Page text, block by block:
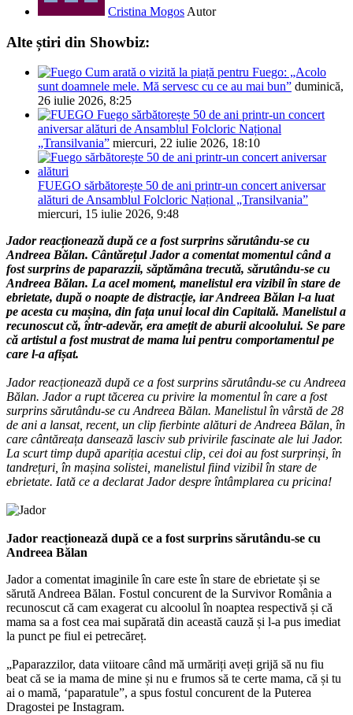
Cristina Mogos Autor
Alte știri din Showbiz:
Cum arată o vizită la piață pentru Fuego: „Acolo
sunt doamnele mele. Mă servesc cu ce au mai bun” duminică,
26 iulie 2026, 8:25
Fuego sărbătorește 50 de ani printr-un concert
aniversar alături de Ansamblul Folcloric Național
„Transilvania” miercuri, 22 iulie 2026, 18:10
FUEGO sărbătorește 50 de ani printr-un concert aniversar
alături de Ansamblul Folcloric Național „Transilvania”
miercuri, 15 iulie 2026, 9:48
Jador reacționează după ce a fost surprins sărutându-se cu
Andreea Bălan. Cântărețul Jador a comentat momentul când a
fost surprins de paparazzii, săptămâna trecută, sărutându-se cu
Andreea Bălan. La acel moment, manelistul era vizibil în stare de
ebrietate, după o noapte de distracție, iar Andreea Bălan l-a luat
pe acesta cu mașina, din fața unui local din Capitală. Manelistul a
recunoscut că, într-adevăr, era amețit de aburii alcoolului. Se pare
că artistul a fost mustrat de mama lui pentru comportamentul pe
care l-a afișat.
Jador reacționează după ce a fost surprins sărutându-se cu Andreea
Bălan. Jador a rupt tăcerea cu privire la momentul în care a fost
surprins sărutându-se cu Andreea Bălan. Manelistul în vârstă de 28
de ani a lansat, recent, un clip fierbinte alături de Andreea Bălan, în
care cântăreața dansează lasciv sub privirile fascinate ale lui Jador.
La scurt timp după apariția acestui clip, cei doi au fost surprinși, în
tandrețuri, în mașina solistei, manelistul fiind vizibil în stare de
ebrietate. Iată ce a declarat Jador despre întâmplarea cu pricina!
Jador reacționează după ce a fost surprins sărutându-se cu
Andreea Bălan
Jador a comentat imaginile în care este în stare de ebrietate și se
sărută Andreea Bălan. Fostul concurent de la Survivor România a
recunoscut că cam exagerat cu alcoolul în noaptea respectivă și că
mama sa a fost cea mai supărată din această cauză și l-a pus imediat
la punct pe fiul ei petrecăreț.
„Paparazzilor, data viitoare când mă urmăriți aveți grijă să nu fiu
beat că se ia mama de mine și nu e frumos să te certe mama, că și tu
ai o mamă, ‘paparatule”, a spus fostul concurent de la Puterea
Dragostei pe Instagram.